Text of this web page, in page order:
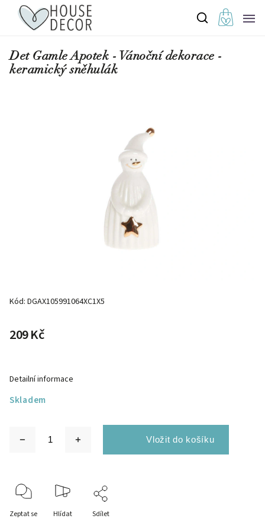
Det Gamle Apotek - Vánoční dekorace -
keramický sněhulák
Kód: DGAX105991064XC1X5
209 Kč
Skladem
Detailní informace
Zeptat se Hlídat Sdílet